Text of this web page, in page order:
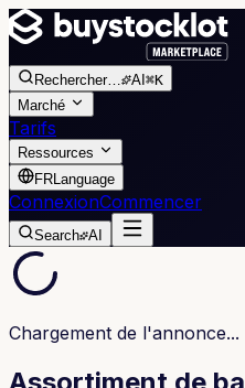
Rechercher… AI ⌘K
Marché
Tarifs
Ressources
FRLanguage
ConnexionCommencer
Search AI
Chargement de l'annonce...